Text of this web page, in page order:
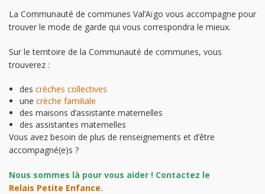
La Communauté de communes Val’Aïgo vous accompagne pour
trouver le mode de garde qui vous correspondra le mieux.
Sur le territoire de la Communauté de communes, vous
trouverez :
des crèches collectives
une crèche familiale
des maisons d’assistante maternelles
des assistantes maternelles
Vous avez besoin de plus de renseignements et d’être
accompagné(e)s ?
Nous sommes là pour vous aider ! Contactez le
Relais Petite Enfance.